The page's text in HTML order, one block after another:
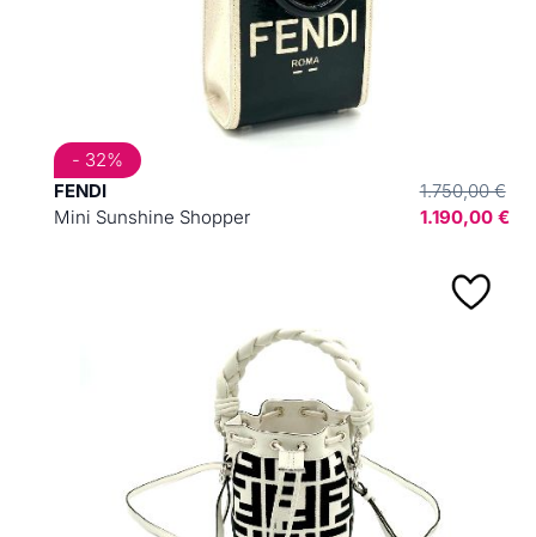
FENDI
Mini Sunshine Shopper
1.750,00 €
1.190,00 €
- 32%